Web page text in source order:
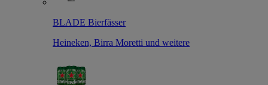
BLADE Bierfässer
Heineken, Birra Moretti und weitere